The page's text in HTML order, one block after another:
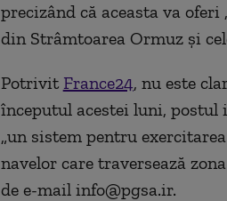
precizând că aceasta va
din Strâmtoarea Ormuz și
Potrivit France24, nu este
începutul acestei luni, postul
„un sistem pentru
navelor care traversează
de e-mail info@pgsa.ir.